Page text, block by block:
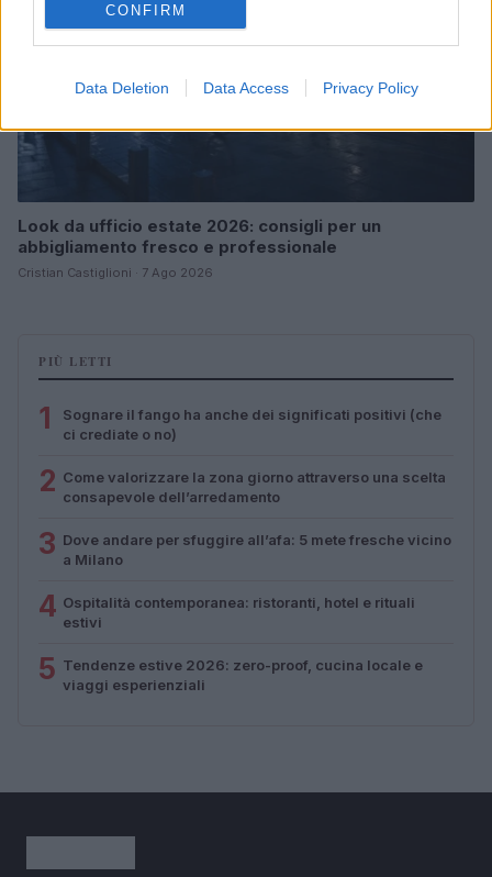
CONFIRM
Data Deletion Data Access Privacy Policy
Look da ufficio estate 2026: consigli per un
abbigliamento fresco e professionale
Cristian Castiglioni · 7 Ago 2026
PIÙ LETTI
1
Sognare il fango ha anche dei significati positivi (che
ci crediate o no)
2 Come valorizzare la zona giorno attraverso una scelta
consapevole dell’arredamento
3 Dove andare per sfuggire all’afa: 5 mete fresche vicino
a Milano
4 Ospitalità contemporanea: ristoranti, hotel e rituali
estivi
5 Tendenze estive 2026: zero-proof, cucina locale e
viaggi esperienziali